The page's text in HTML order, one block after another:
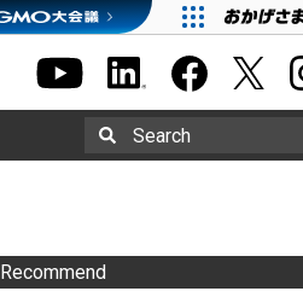
Search
Recommend